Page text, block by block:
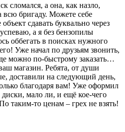
сломался, а она, как назло,
всю бригаду. Можете себе
сдавать буквально через
а я без бензопилы
оббегать в поисках нужного
Уже начал по друзьям звонить,
можно по-быстрому заказать…
магазин. Ребята, от души
доставили на следующий день,
благодаря вам! Уже оформил
мало ли, и ещё кое-чего
таким-то ценам – грех не взять!